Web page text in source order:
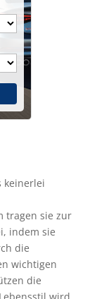
keinerlei
tragen sie zur
indem sie
die
wichtigen
die